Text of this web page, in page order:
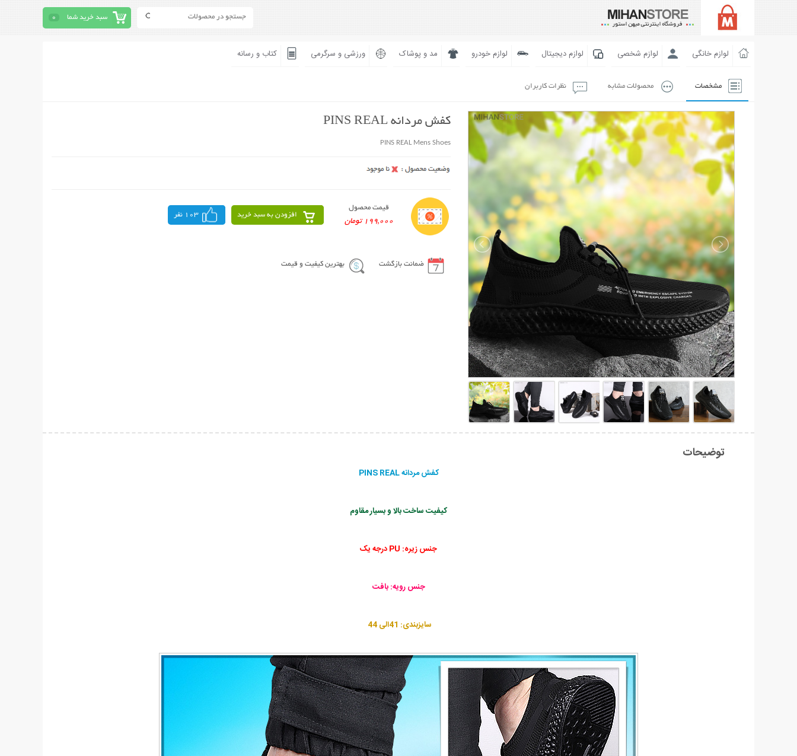
سبد خرید شما 0
لوازم خانگی لوازم شخصی لوازم دیجیتال لوازم خودرو مد و پوشاک ورزشی و سرگرمی کتاب و رسانه
مشخصات محصولات مشابه نظرات کاربران
کفش مردانه PINS REAL
PINS REAL Mens Shoes
قیمت محصول
199,000 تومان
افزودن به سبد خرید 103 نفر
ضمانت بازگشت بهترین کیفیت و قیمت
توضیحات
کفش مردانه PINS REAL
کیفیت ساخت بالا و بسیار مقاوم
جنس زیره: PU درجه یک
جنس رویه: بافت
سایزبندی: 41الی 44